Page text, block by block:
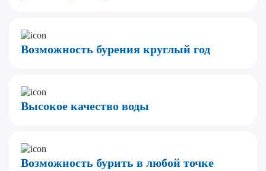
Возможность бурения круглый год
Высокое качество воды
Возможность бурить в любой точке